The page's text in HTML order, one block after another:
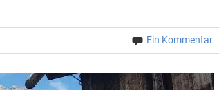
Ein Kommentar